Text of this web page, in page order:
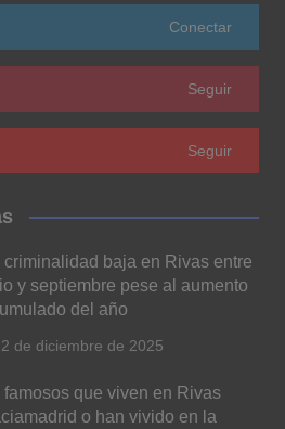
Conectar
Seguir
Seguir
criminalidad baja en Rivas entre
y septiembre pese al aumento
del año
2 de diciembre de 2025
famosos que viven en Rivas
o han vivido en la